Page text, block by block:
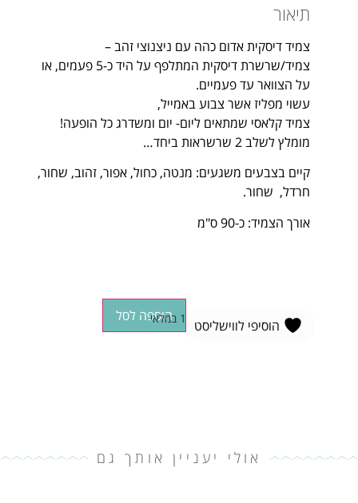
תיאור
צמיד דיסקית אדום כהה עם ניצנוצי זהב –
צמיד/שרשרת דיסקית המתלפף על היד כ-5 פעמים, או
על הצוואר עד פעמיים.
עשוי מפליז אשר צבוע באמייל,
צמיד קלאסי שמתאים ליום- יום ומשדרג כל הופעה!
מומלץ לשלב 2 שרשראות ביחד…
קיים בצבעים משגעים: מנטה, כחול, אפור, זהוב, שחור,
חרדל, שחור.
אורך הצמיד: כ-90 ס"מ
1 במלאי הוספה לסל
הוסיפי לווישליסט
אולי יעניין אותך גם